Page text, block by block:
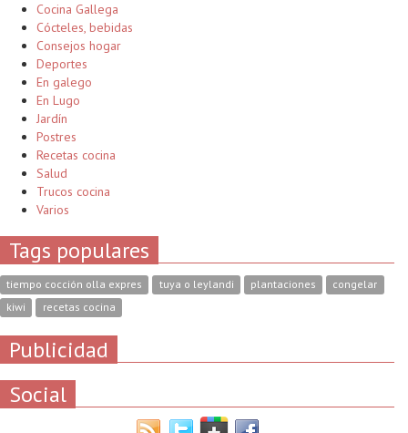
Cocina Gallega
Cócteles, bebidas
Consejos hogar
Deportes
En galego
En Lugo
Jardín
Postres
Recetas cocina
Salud
Trucos cocina
Varios
Tags populares
tiempo cocción olla expres tuya o leylandi plantaciones
congelar
kiwi
recetas cocina
Publicidad
Social